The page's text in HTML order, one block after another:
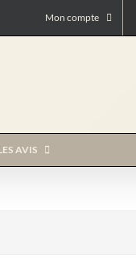
Mon compte
AVIS